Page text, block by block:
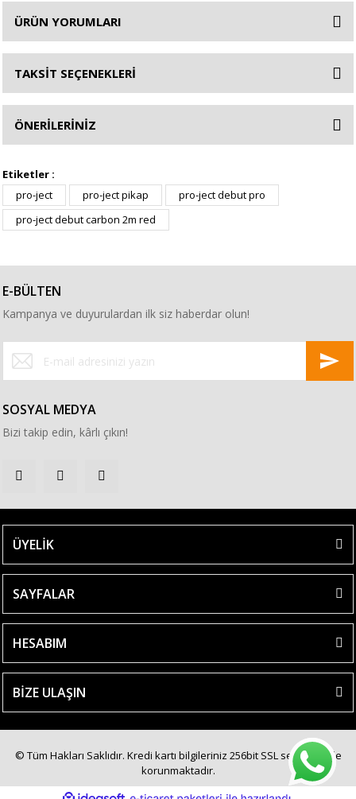
ÜRÜN YORUMLARI
TAKSİT SEÇENEKLERİ
ÖNERİLERİNİZ
Etiketler :
pro-ject
pro-ject pikap
pro-ject debut pro
pro-ject debut carbon 2m red
E-BÜLTEN
Kampanya ve duyurulardan ilk siz haberdar olun!
SOSYAL MEDYA
Bizi takip edin, kârlı çıkın!
ÜYELİK
SAYFALAR
HESABIM
BİZE ULAŞIN
© Tüm Hakları Saklıdır. Kredi kartı bilgileriniz 256bit SSL sertifikası ile
korunmaktadır.